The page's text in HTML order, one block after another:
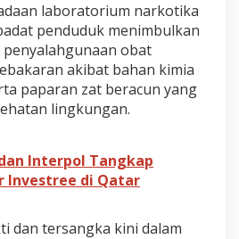
laboratorium narkotika
penduduk menimbulkan
obat
akibat bahan kimia
paparan zat beracun yang
lingkungan.
dan Interpol Tangkap
Investree di Qatar
dan tersangka kini dalam